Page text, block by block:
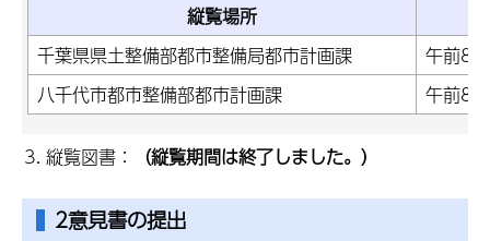
縦覧場所
千葉県県土整備部都市整備局都市計画課
午前8
八千代市都市整備部都市計画課
午前8
縦覧図書： （縦覧期間は終了しました。）
2意見書の提出